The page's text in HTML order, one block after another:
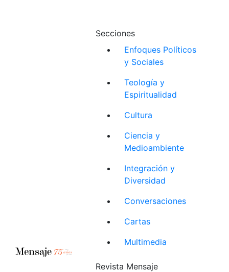
Secciones
Enfoques Políticos
y Sociales
Teología y
Espiritualidad
Cultura
Ciencia y
Medioambiente
Integración y
Diversidad
Conversaciones
Cartas
Multimedia
Revista Mensaje